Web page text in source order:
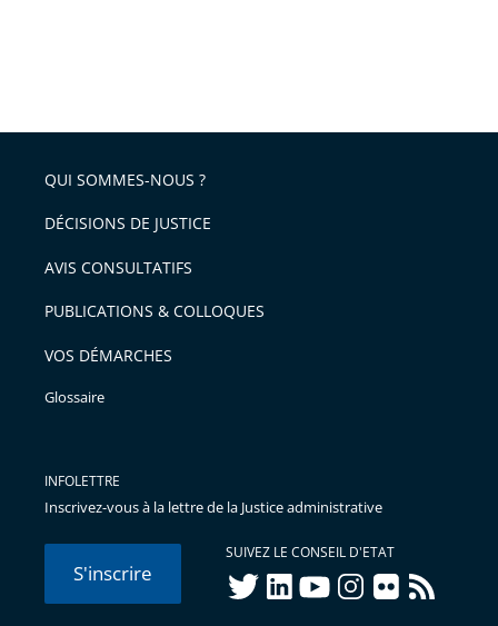
QUI SOMMES-NOUS ?
DÉCISIONS DE JUSTICE
AVIS CONSULTATIFS
PUBLICATIONS & COLLOQUES
VOS DÉMARCHES
Glossaire
INFOLETTRE
Inscrivez-vous à la lettre de la Justice administrative
S'inscrire
SUIVEZ LE CONSEIL D'ETAT
twitterlinkedInyoutubeinstagram
flickr rss